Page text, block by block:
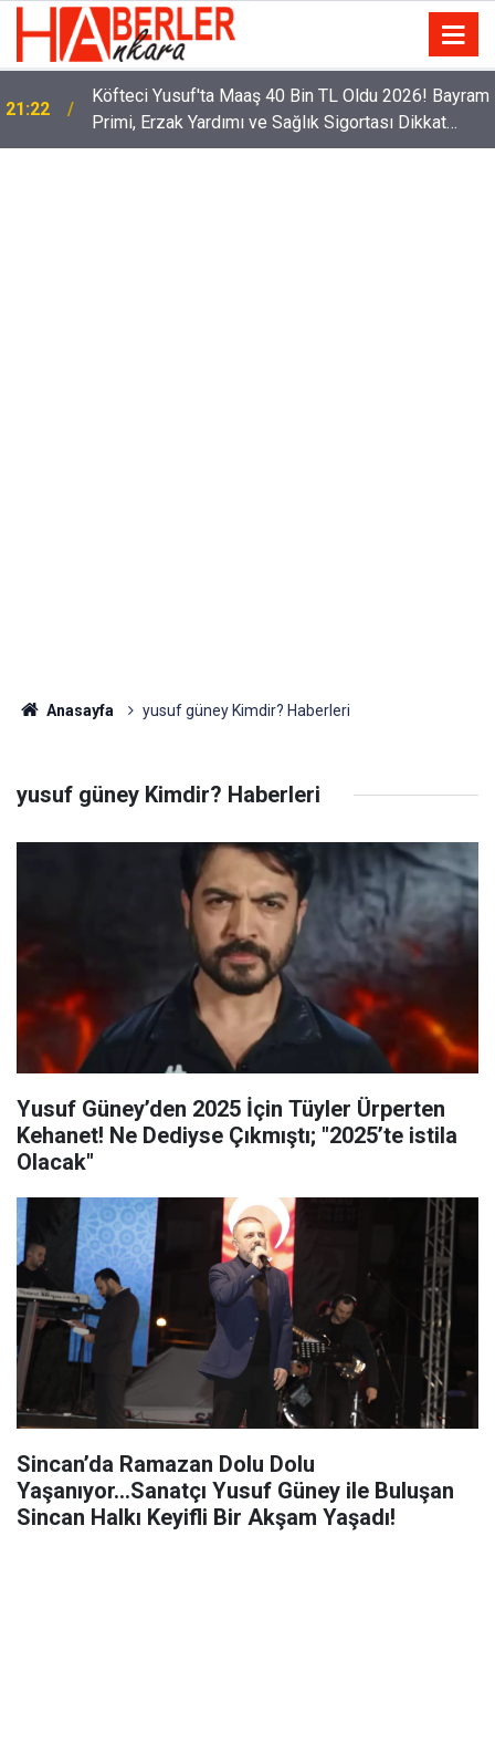
21:22
Köfteci Yusuf'ta Maaş 40 Bin TL Oldu 2026! Bayram
Primi, Erzak Yardımı ve Sağlık Sigortası Dikkat
Çekti
Anasayfa yusuf güney Kimdir? Haberleri
yusuf güney Kimdir? Haberleri
Yusuf Güney’den 2025 İçin Tüyler Ürperten
Kehanet! Ne Dediyse Çıkmıştı; "2025’te istila
Olacak"
Sincan’da Ramazan Dolu Dolu
Yaşanıyor...Sanatçı Yusuf Güney ile Buluşan
Sincan Halkı Keyifli Bir Akşam Yaşadı!